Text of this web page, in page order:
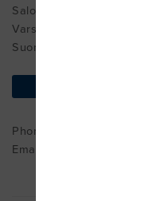
Salo
Varsinais-Suomi 24240
Suomi
Phone : +050-5315332
Email: